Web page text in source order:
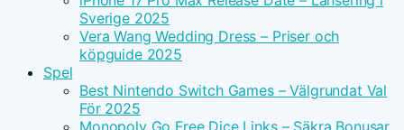
Sverige 2025
Vera Wang Wedding Dress – Priser och
köpguide 2025
Spel
Best Nintendo Switch Games – Välgrundat Val
För 2025
Monopoly Go Free Dice Links – Säkra Bonusar